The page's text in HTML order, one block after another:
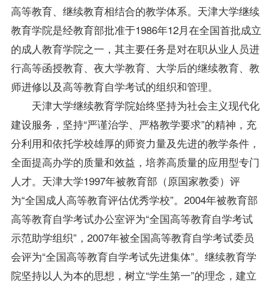
高等教育、继续教育相结合的教学体系。天津大学继续
教育学院是经教育部批准于1986年12月在全国首批成立
的成人教育学院之一，其主要任务是对在职从业人员进
行高等函授教育、夜大学教育、大学后的继续教育、教
师进修以及高等教育自学考试的组织和管理。
天津大学继续教育学院始终坚持为社会主义现代化
建设服务，坚持“严谨治学、严格教学要求”的精神，充
分利用和依托学校雄厚的师资力量及先进的教学条件，
全面提高办学的质量和效益，培养高质量的应用型专门
人才。天津大学1997年被教育部（原国家教委）评
为“全国成人高等教育评估优秀学校”。2004年被教育部
高等教育自学考试办公室评为“全国高等教育自学考试
示范助学组织”，2007年被全国高等教育自学考试委员
会评为“全国高等教育自学考试先进集体”。继续教育学
院坚持以人为本的思想，树立“学生第一”的理念，建立